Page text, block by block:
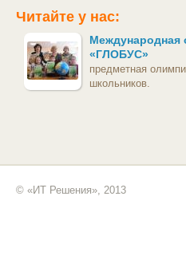
Читайте у нас:
Международная
«ГЛОБУС»
предметная
школьников.
© «ИТ Решения», 2013